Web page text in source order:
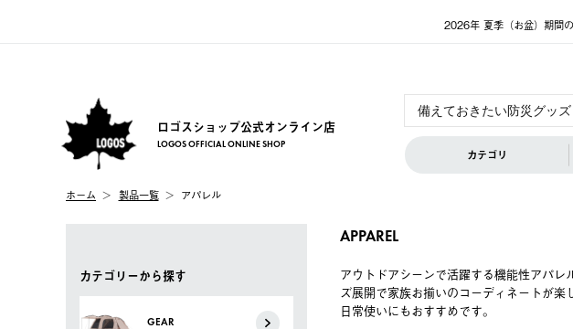
2026年 夏季（お盆）期間
ロゴスショップ公式オンライン店
LOGOS OFFICIAL ONLINE SHOP
カテゴリ
ホーム 製品一覧 アパレル
カテゴリーから探す
GEAR
APPAREL
アウトドアシーンで活躍する機能性アパ
ズ展開で家族お揃いのコーディネートが
日常使いにもおすすめです。